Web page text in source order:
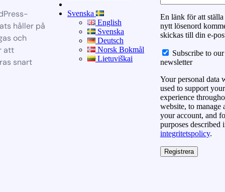
håller på
och
att
snart
Svenska
English
Svenska
Deutsch
Norsk Bokmål
Lietuviškai
En länk för att
nytt lösenord
skickas till din e-
Subscribe to our
newsletter
Your personal data
used to support your
experience
website, to manage
your account, and
purposes described
integritetspolicy.
Registrera